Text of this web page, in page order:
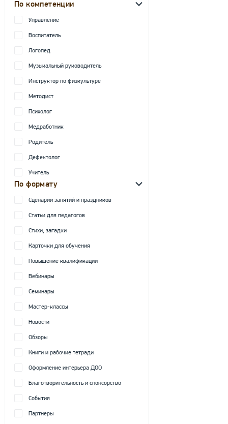
По компетенции
Управление
Воспитатель
Логопед
Музыкальный руководитель
Инструктор по физкультуре
Методист
Психолог
Медработник
Родитель
Дефектолог
Учитель
По формату
Сценарии занятий и праздников
Статьи для педагогов
Стихи, загадки
Карточки для обучения
Повышение квалификации
Вебинары
Семинары
Мастер-классы
Новости
Обзоры
Книги и рабочие тетради
Оформление интерьера ДОО
Благотворительность и спонсорство
События
Партнеры